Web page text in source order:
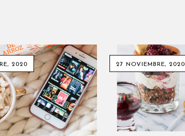
2020 27 NOVIEMBRE, 2020